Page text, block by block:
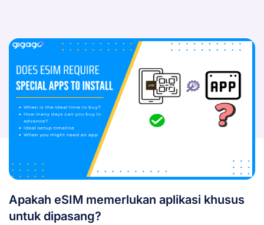
Apakah eSIM memerlukan aplikasi khusus
untuk dipasang?